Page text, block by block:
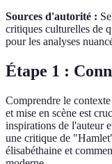
Sources d'autorité :
critiques culturelles de
pour les analyses
Étape 1 :
Comprendre le
et mise en scène est
inspirations de l'auteur
une critique de
élisabéthaine et